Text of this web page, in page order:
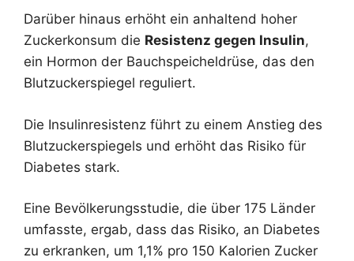
Darüber hinaus erhöht ein anhaltend hoher
Zuckerkonsum die Resistenz gegen Insulin,
ein Hormon der Bauchspeicheldrüse, das den
Blutzuckerspiegel reguliert.
Die Insulinresistenz führt zu einem Anstieg des
Blutzuckerspiegels und erhöht das Risiko für
Diabetes stark.
Eine Bevölkerungsstudie, die über 175 Länder
umfasste, ergab, dass das Risiko, an Diabetes
zu erkranken, um 1,1% pro 150 Kalorien Zucker